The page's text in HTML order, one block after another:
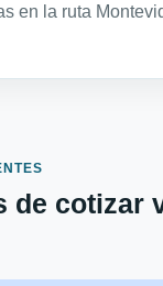
en la ruta
de cotizar